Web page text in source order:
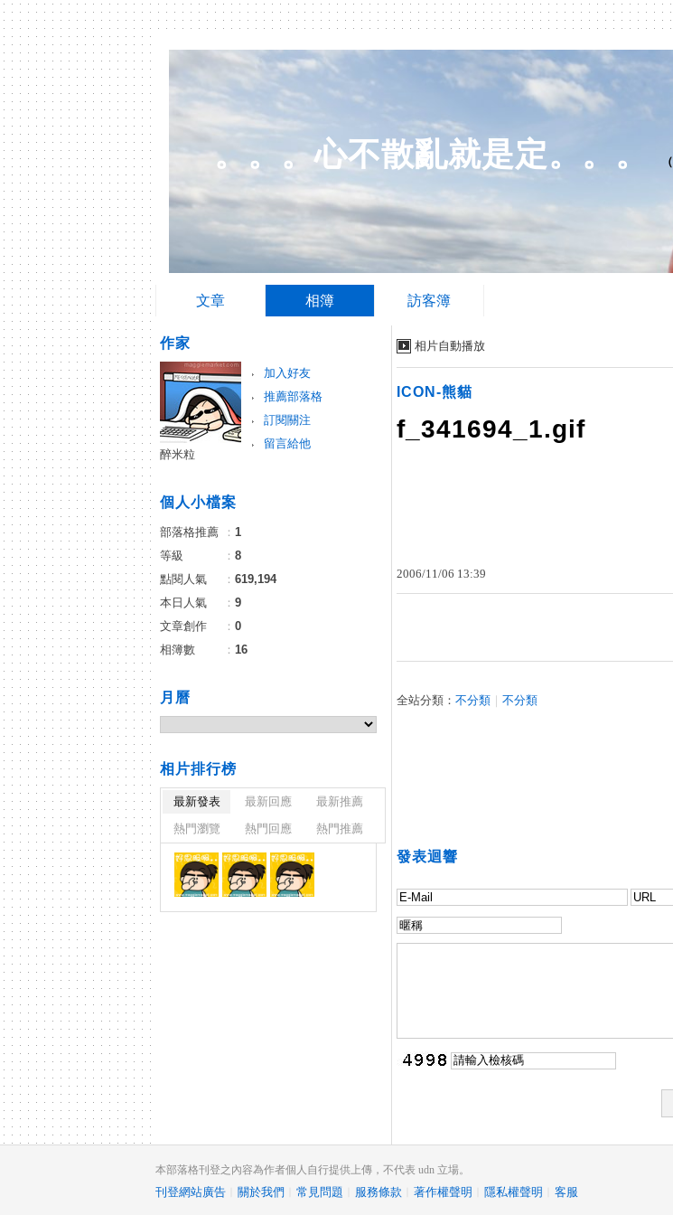
。。。心不散亂就是定。。。 （
文章 相簿 訪客簿
相片自動播放
ICON-熊貓
f_341694_1.gif
2006/11/06 13:39
全站分類： 不分類 不分類
發表迴響
作家
加入好友
推薦部落格
訂閱關注
留言給他
醉米粒
個人小檔案
部落格推薦 ： 1
等級
： 8
點閱人氣
： 619,194
本日人氣
： 9
文章創作
： 0
相簿數
： 16
月曆
相片排行榜
最新發表 最新回應
最新推薦
熱門瀏覽
熱門回應 熱門推薦
本部落格刊登之內容為作者個人自行提供上傳，不代表 udn 立場。
刊登網站廣告 關於我們 常見問題 服務條款 著作權聲明 隱私權聲明 客服